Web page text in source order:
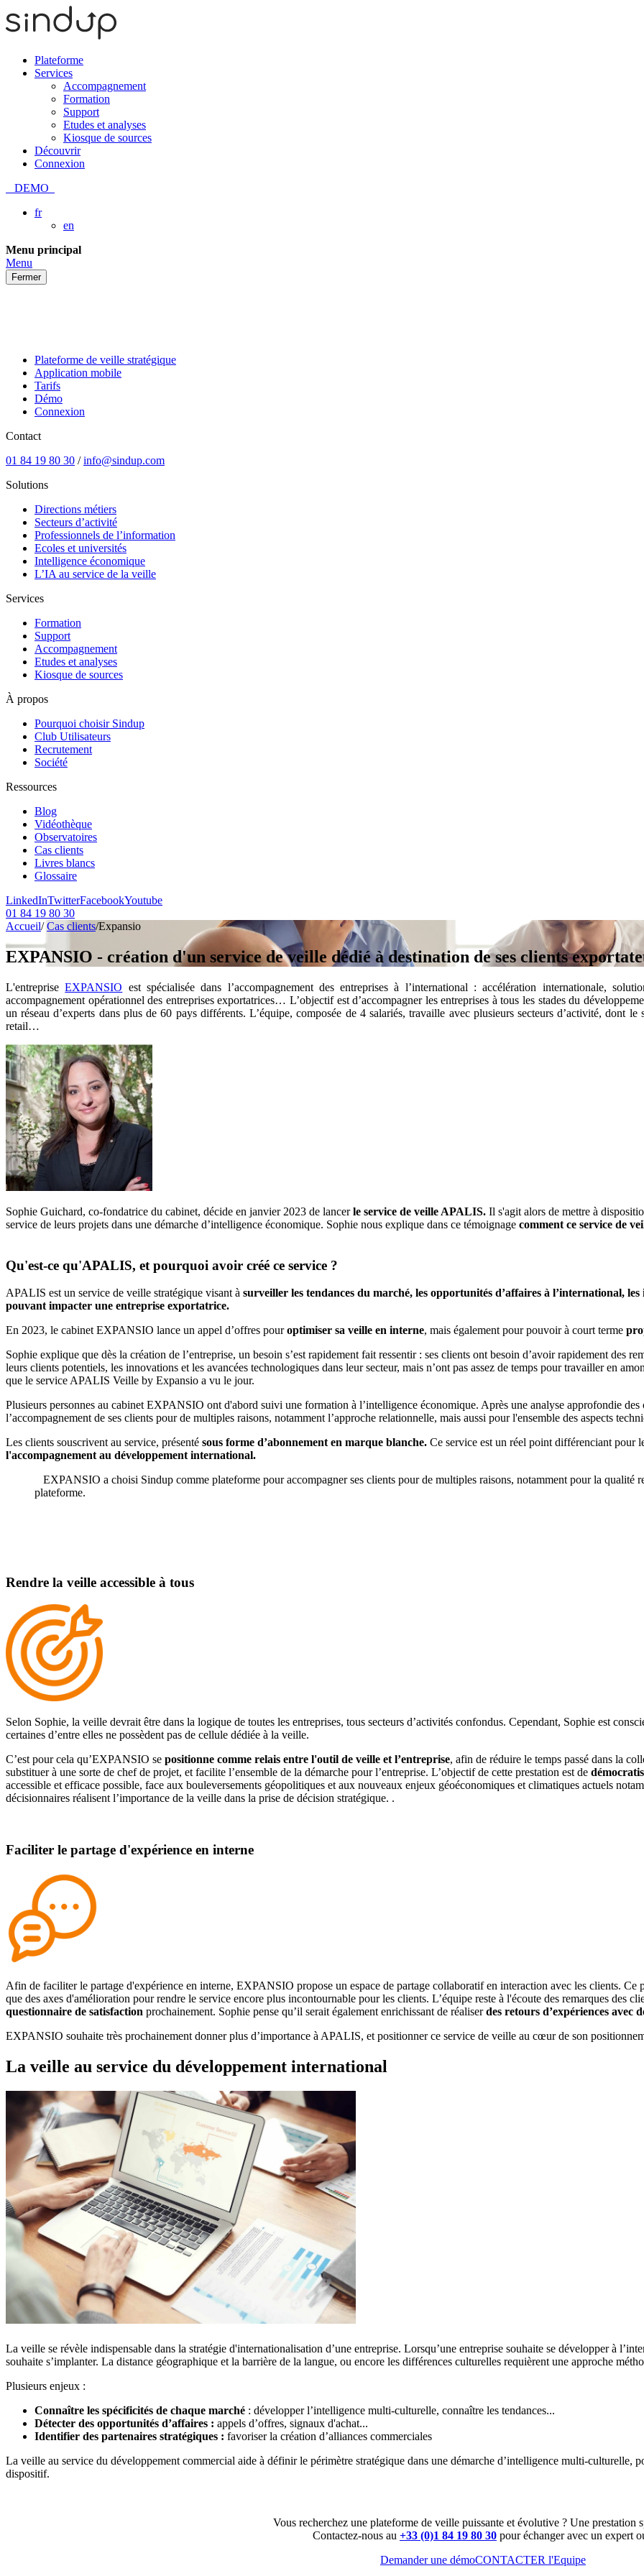
Plateforme
Services
Accompagnement
Formation
Support
Etudes et analyses
Kiosque de sources
Découvrir
Connexion
DEMO
fr
en
Passer
au
contenu
Menu principal
Menu
Fermer
Plateforme de veille stratégique
Application mobile
Tarifs
Démo
Connexion
Contact
01 84 19 80 30 /info@sindup.com
Solutions
Directions métiers
Secteurs d’activité
Professionnels de l’information
Ecoles et universités
Intelligence économique
L’IA au service de la veille
Services
Formation
Support
Accompagnement
Etudes et analyses
Kiosque de sources
À propos
Pourquoi choisir Sindup
Club Utilisateurs
Recrutement
Société
Ressources
Blog
Vidéothèque
Observatoires
Cas clients
Livres blancs
Glossaire
LinkedInTwitterFacebookYoutube
01 84 19 80 30
Accueil/ Cas clients/Expansio
EXPANSIO - création d'un service de veille dédié à destination de ses clients
L'entrepriseEXPANSIO est spécialisée dans l’accompagnement des entreprises à l’international : accélération internationale,
accompagnement opérationnel des entreprises exportatrices… L’objectif est d’accompagner les entreprises à tous les stades du
un réseau d’experts dans plus de 60 pays différents. L’équipe, composée de 4 salariés, travaille avec plusieurs secteurs d’activité, dont
retail…
Sophie Guichard, co-fondatrice du cabinet, décide en janvier 2023 de lancerle service de veille APALIS. Il s'agit alors de mettre à
service de leurs projets dans une démarche d’intelligence économique. Sophie nous explique dans ce témoignage comment ce service de
Qu'est-ce qu'APALIS, et pourquoi avoir créé ce service ?
APALIS est un service de veille stratégique visant à surveiller les tendances du marché, les opportunités d’affaires à l’international,
pouvant impacter une entreprise exportatrice.
En 2023, le cabinet EXPANSIO lance un appel d’offres pouroptimiser sa veille en interne, mais également pour pouvoir à court terme
Sophie explique que dès la création de l’entreprise, un besoin s’est rapidement fait ressentir : ses clients ont besoin d’avoir rapidement des
leurs clients potentiels, les innovations et les avancées technologiques dans leur secteur, mais n’ont pas assez de temps pour travailler en
que le service APALIS Veille by Expansio a vu le jour.
Plusieurs personnes au cabinet EXPANSIO ont d'abord suivi une formation à l’intelligence économique. Après une analyse approfondie
l’accompagnement de ses clients pour de multiples raisons, notamment l’approche relationnelle, mais aussi pour l'ensemble des aspects
Les clients souscrivent au service, présenté sous forme d’abonnement en marque blanche. Ce service est un réel point différenciant pour
l'accompagnement au développement international.
EXPANSIO a choisi Sindup comme plateforme pour accompagner ses clients pour de multiples raisons, notamment pour la qualité
plateforme.
Rendre la veille accessible à tous
Selon Sophie, la veille devrait être dans la logique de toutes les entreprises, tous secteurs d’activités confondus. Cependant, Sophie est
certaines d’entre elles ne possèdent pas de cellule dédiée à la veille.
C’est pour cela qu’EXPANSIO se positionne comme relais entre l'outil de veille et l’entreprise, afin de réduire le temps passé dans la
substituer à une sorte de chef de projet, et facilite l’ensemble de la démarche pour l’entreprise. L’objectif de cette prestation est de
accessible et efficace possible, face aux bouleversements géopolitiques et aux nouveaux enjeux géoéconomiques et climatiques actuels
décisionnaires réalisent l’importance de la veille dans la prise de décision stratégique. .
Faciliter le partage d'expérience en interne
Afin de faciliter le partage d'expérience en interne, EXPANSIO propose un espace de partage collaboratif en interaction avec les clients. Ce
que des axes d'amélioration pour rendre le service encore plus incontournable pour les clients. L’équipe reste à l'écoute des remarques des
questionnaire de satisfaction prochainement. Sophie pense qu’il serait également enrichissant de réaliserdes retours d’expériences avec
EXPANSIO souhaite très prochainement donner plus d’importance à APALIS, et positionner ce service de veille au cœur de son
La veille au service du développement international
La veille se révèle indispensable dans la stratégie d'internationalisation d’une entreprise. Lorsqu’une entreprise souhaite se développer à
souhaite s’implanter. La distance géographique et la barrière de la langue, ou encore les différences culturelles requièrent une approche
Plusieurs enjeux :
Connaître les spécificités de chaque marché : développer l’intelligence multi-culturelle, connaître les tendances...
Détecter des opportunités d’affaires : appels d’offres, signaux d'achat...
Identifier des partenaires stratégiques : favoriser la création d’alliances commerciales
La veille au service du développement commercial aide à définir le périmètre stratégique dans une démarche d’intelligence multi-culturelle,
dispositif.
Vous recherchez une plateforme de veille puissante et évolutive ? Une prestation
Contactez-nous au +33 (0)1 84 19 80 30 pour échanger avec un expert
Demander une démoCONTACTER l'Equipe